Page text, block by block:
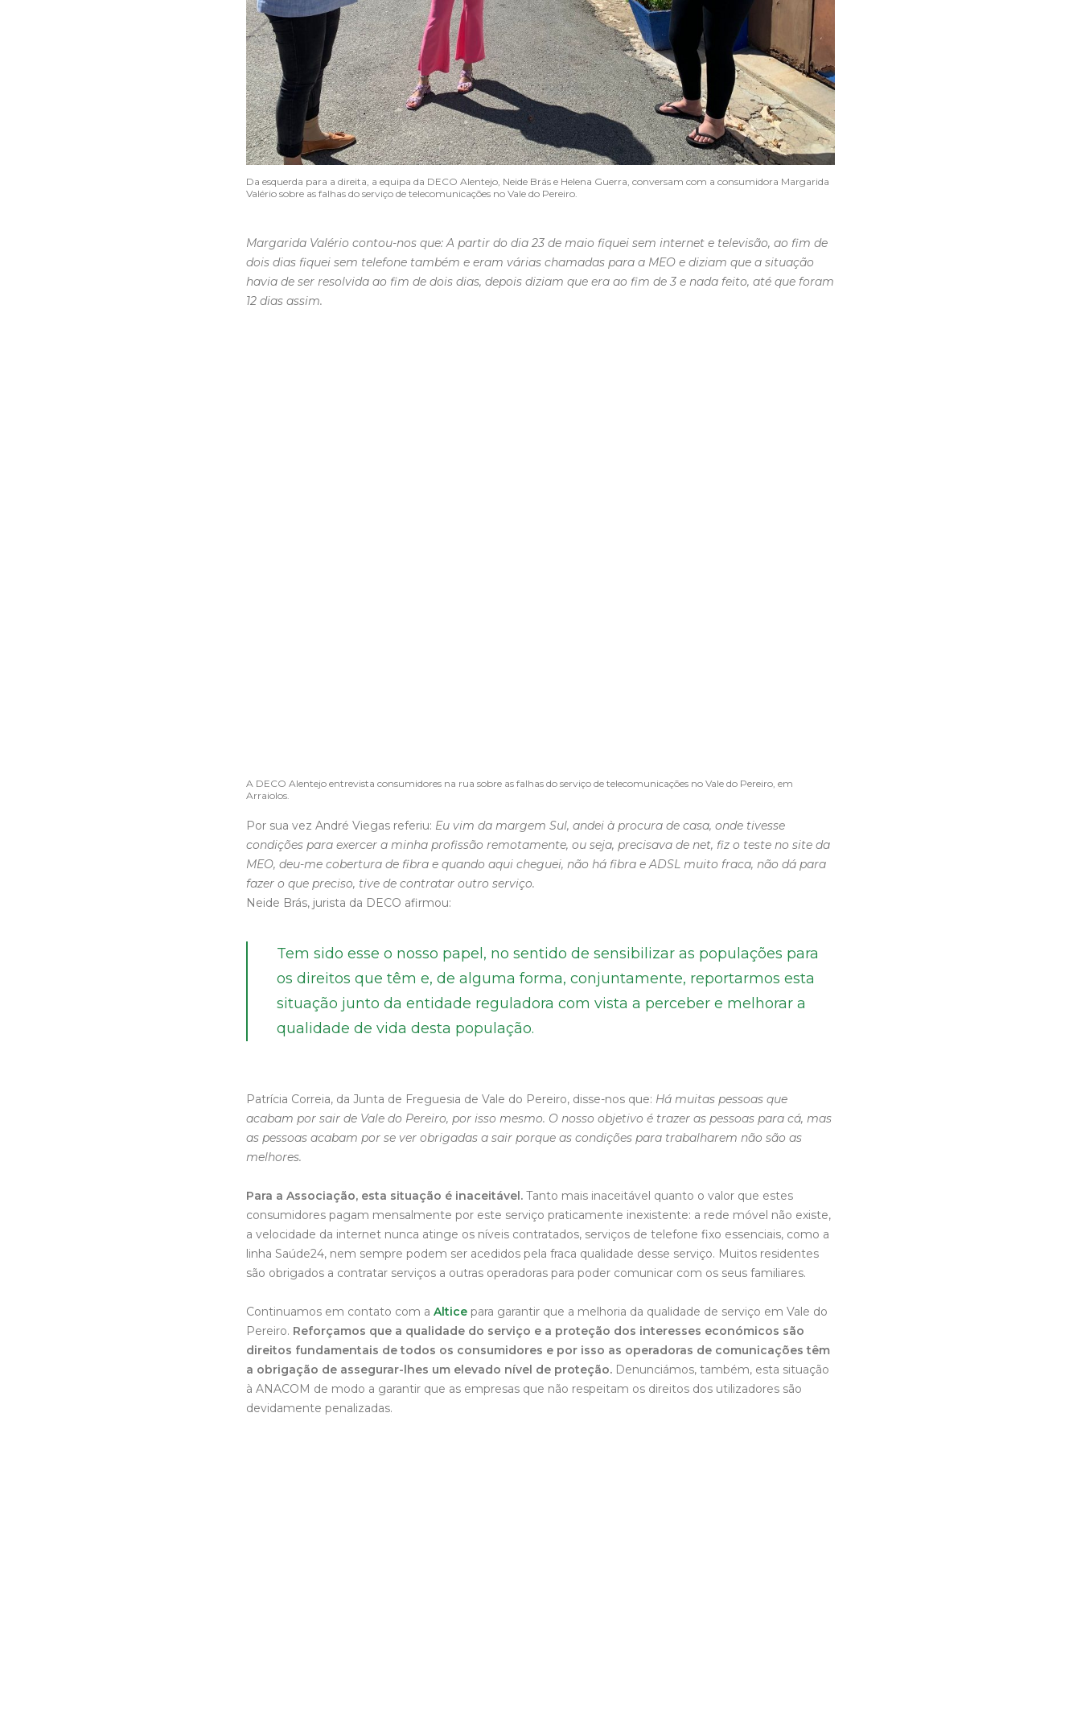
Da esquerda para a direita, a equipa da DECO Alentejo, Neide Brás e Helena Guerra, conversam com a consumidora Margarida
Valério sobre as falhas do serviço de telecomunicações no Vale do Pereiro.
Margarida Valério contou-nos que: A partir do dia 23 de maio fiquei sem internet e televisão, ao fim de
dois dias fiquei sem telefone também e eram várias chamadas para a MEO e diziam que a situação
havia de ser resolvida ao fim de dois dias, depois diziam que era ao fim de 3 e nada feito, até que foram
12 dias assim.
A DECO Alentejo entrevista consumidores na rua sobre as falhas do serviço de telecomunicações no Vale do Pereiro, em
Arraiolos.
Por sua vez André Viegas referiu: Eu vim da margem Sul, andei à procura de casa, onde tivesse
condições para exercer a minha profissão remotamente, ou seja, precisava de net, fiz o teste no site da
MEO, deu-me cobertura de fibra e quando aqui cheguei, não há fibra e ADSL muito fraca, não dá para
fazer o que preciso, tive de contratar outro serviço.
Neide Brás, jurista da DECO afirmou:
Tem sido esse o nosso papel, no sentido de sensibilizar as populações para
os direitos que têm e, de alguma forma, conjuntamente, reportarmos esta
situação junto da entidade reguladora com vista a perceber e melhorar a
qualidade de vida desta população.
Patrícia Correia, da Junta de Freguesia de Vale do Pereiro, disse-nos que: Há muitas pessoas que
acabam por sair de Vale do Pereiro, por isso mesmo. O nosso objetivo é trazer as pessoas para cá, mas
as pessoas acabam por se ver obrigadas a sair porque as condições para trabalharem não são as
melhores.
Para a Associação, esta situação é inaceitável. Tanto mais inaceitável quanto o valor que estes
consumidores pagam mensalmente por este serviço praticamente inexistente: a rede móvel não existe,
a velocidade da internet nunca atinge os níveis contratados, serviços de telefone fixo essenciais, como a
linha Saúde24, nem sempre podem ser acedidos pela fraca qualidade desse serviço. Muitos residentes
são obrigados a contratar serviços a outras operadoras para poder comunicar com os seus familiares.
Continuamos em contato com a Altice para garantir que a melhoria da qualidade de serviço em Vale do
Pereiro. Reforçamos que a qualidade do serviço e a proteção dos interesses económicos são
direitos fundamentais de todos os consumidores e por isso as operadoras de comunicações têm
a obrigação de assegurar-lhes um elevado nível de proteção. Denunciámos, também, esta situação
à ANACOM de modo a garantir que as empresas que não respeitam os direitos dos utilizadores são
devidamente penalizadas.